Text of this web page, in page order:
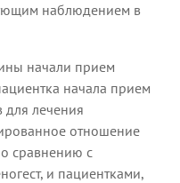
наблюдением в
начали прием
начала прием
лечения
отношение
сравнению с
и пациентками,